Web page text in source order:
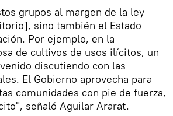
grupos al margen de la ley
sino también el Estado
Por ejemplo, en la
de cultivos de usos ilícitos, un
discutiendo con las
El Gobierno aprovecha para
comunidades con pie de fuerza,
señaló Aguilar Ararat.